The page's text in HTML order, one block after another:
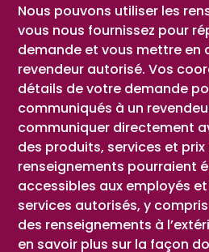
Nous pouvons utiliser les
vous nous fournissez pour
demande et vous mettre en
revendeur autorisé. Vos
détails de votre demande
communiqués à un
communiquer directement
des produits, services et prix
renseignements pourraient
accessibles aux employés
services autorisés, y
des renseignements à
en savoir plus sur la façon